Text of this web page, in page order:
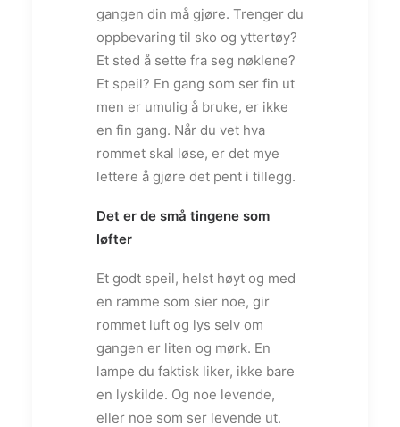
gangen din må gjøre. Trenger du
oppbevaring til sko og yttertøy?
Et sted å sette fra seg nøklene?
Et speil? En gang som ser fin ut
men er umulig å bruke, er ikke
en fin gang. Når du vet hva
rommet skal løse, er det mye
lettere å gjøre det pent i tillegg.
Det er de små tingene som
løfter
Et godt speil, helst høyt og med
en ramme som sier noe, gir
rommet luft og lys selv om
gangen er liten og mørk. En
lampe du faktisk liker, ikke bare
en lyskilde. Og noe levende,
eller noe som ser levende ut.